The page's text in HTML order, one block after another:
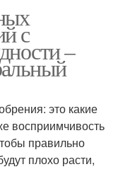
с
–
это какие
восприимчивость
правильно
плохо расти,